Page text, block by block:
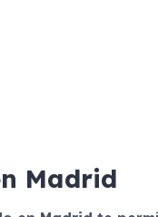
Madrid